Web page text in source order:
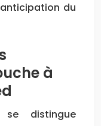
du
à
distingue